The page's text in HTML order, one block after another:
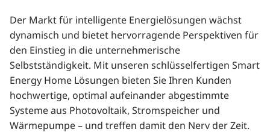
Der Markt für intelligente Energielösungen wächst
dynamisch und bietet hervorragende Perspektiven für
den Einstieg in die unternehmerische
Selbstständigkeit. Mit unseren schlüsselfertigen Smart
Energy Home Lösungen bieten Sie Ihren Kunden
hochwertige, optimal aufeinander abgestimmte
Systeme aus Photovoltaik, Stromspeicher und
Wärmepumpe – und treffen damit den Nerv der Zeit.